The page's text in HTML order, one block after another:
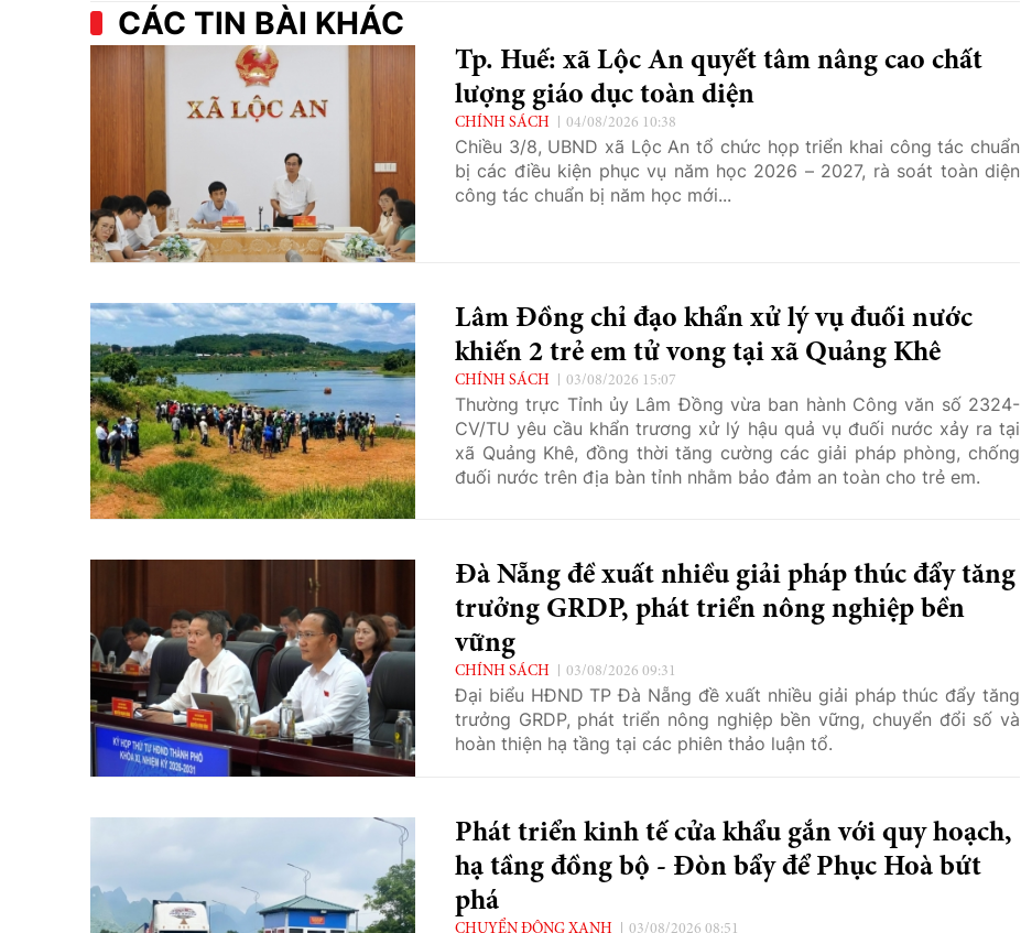
CÁC TIN BÀI KHÁC
Tp. Huế: xã Lộc An quyết tâm nâng cao chất
lượng giáo dục toàn diện
CHÍNH SÁCH 04/08/2026 10:38
Chiều 3/8, UBND xã Lộc An tổ chức họp triển khai công tác chuẩn
bị các điều kiện phục vụ năm học 2026 – 2027, rà soát toàn diện
công tác chuẩn bị năm học mới...
Lâm Đồng chỉ đạo khẩn xử lý vụ đuối nước
khiến 2 trẻ em tử vong tại xã Quảng Khê
CHÍNH SÁCH 03/08/2026 15:07
Thường trực Tỉnh ủy Lâm Đồng vừa ban hành Công văn số 2324-
CV/TU yêu cầu khẩn trương xử lý hậu quả vụ đuối nước xảy ra tại
xã Quảng Khê, đồng thời tăng cường các giải pháp phòng, chống
đuối nước trên địa bàn tỉnh nhằm bảo đảm an toàn cho trẻ em.
Đà Nẵng đề xuất nhiều giải pháp thúc đẩy tăng
trưởng GRDP, phát triển nông nghiệp bền
vững
CHÍNH SÁCH 03/08/2026 09:31
Đại biểu HĐND TP Đà Nẵng đề xuất nhiều giải pháp thúc đẩy tăng
trưởng GRDP, phát triển nông nghiệp bền vững, chuyển đổi số và
hoàn thiện hạ tầng tại các phiên thảo luận tổ.
Phát triển kinh tế cửa khẩu gắn với quy hoạch,
hạ tầng đồng bộ - Đòn bẩy để Phục Hoà bứt
phá
CHUYỂN ĐỘNG XANH 03/08/2026 08:51